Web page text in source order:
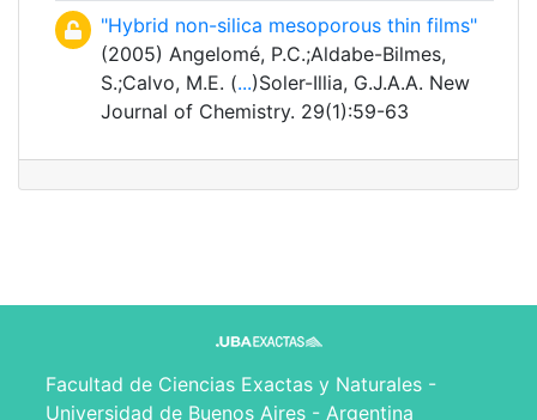
"Hybrid non-silica mesoporous thin films"
(2005) Angelomé, P.C.;Aldabe-Bilmes,
S.;Calvo, M.E. (...)Soler-Illia, G.J.A.A. New
Journal of Chemistry. 29(1):59-63
Facultad de Ciencias Exactas y Naturales -
Universidad de Buenos Aires - Argentina